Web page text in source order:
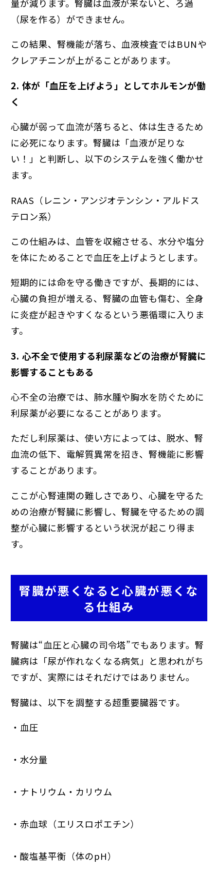
量が減ります。腎臓は血液が来ないと、ろ過
（尿を作る）ができません。
この結果、腎機能が落ち、血液検査ではBUNや
クレアチニンが上がることがあります。
2. 体が「血圧を上げよう」としてホルモンが働
く
心臓が弱って血流が落ちると、体は生きるため
に必死になります。腎臓は「血液が足りな
い！」と判断し、以下のシステムを強く働かせ
ます。
RAAS（レニン・アンジオテンシン・アルドス
テロン系）
この仕組みは、血管を収縮させる、水分や塩分
を体にためることで血圧を上げようとします。
短期的には命を守る働きですが、長期的には、
心臓の負担が増える、腎臓の血管も傷む、全身
に炎症が起きやすくなるという悪循環に入りま
す。
3. 心不全で使用する利尿薬などの治療が腎臓に
影響することもある
心不全の治療では、肺水腫や胸水を防ぐために
利尿薬が必要になることがあります。
ただし利尿薬は、使い方によっては、脱水、腎
血流の低下、電解質異常を招き、腎機能に影響
することがあります。
ここが心腎連関の難しさであり、心臓を守るた
めの治療が腎臓に影響し、腎臓を守るための調
整が心臓に影響するという状況が起こり得ま
す。
腎臓が悪くなると心臓が悪くな
る仕組み
腎臓は“血圧と心臓の司令塔”でもあります。腎
臓病は「尿が作れなくなる病気」と思われがち
ですが、実際にはそれだけではありません。
腎臓は、以下を調整する超重要臓器です。
・血圧
・水分量
・ナトリウム・カリウム
・赤血球（エリスロポエチン）
・酸塩基平衡（体のpH）